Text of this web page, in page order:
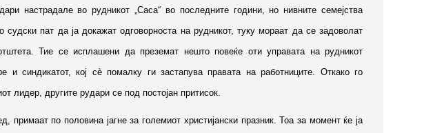
настрадале во рудникот „Саса“ во последните години, но нивните семејства
судски пат да ја докажат одговорноста на рудникот, туку мораат да се задоволат
Тие се исплашени да преземат нешто повеќе оти управата на рудникот
и синдикатот, кој сѐ помалку ги застапува правата на работниците. Откако го
лидер, другите рудари се под постојан притисок.
по половина јагне за големиот христијански празник. Тоа за момент ќе ја